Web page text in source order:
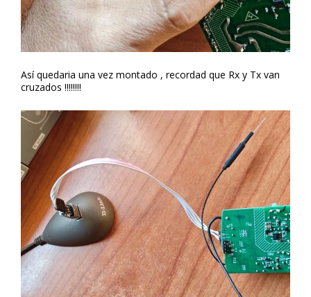
Así quedaria una vez montado , recordad que Rx y Tx van
cruzados !!!!!!!!